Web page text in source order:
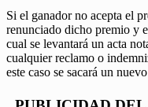
Si el ganador no acepta el
renunciado dicho premio y
cual se levantará un acta
cualquier reclamo o
este caso se sacará un